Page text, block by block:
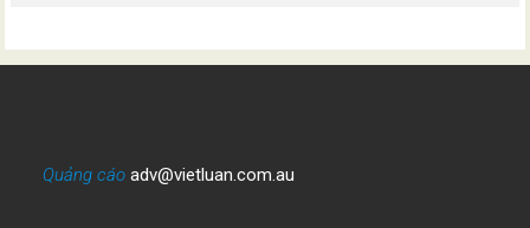
Quảng cáo adv@vietluan.com.au